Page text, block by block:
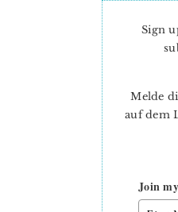
Sign
Melde
auf dem
Join